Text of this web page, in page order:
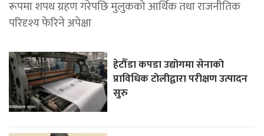
रूपमा शपथ ग्रहण गरेपछि मुलुकको आर्थिक तथा राजनीतिक
परिदृश्य फेरिने अपेक्षा
हेटौँडा कपडा उद्योगमा सेनाको
प्राविधिक टोलीद्वारा परीक्षण उत्पादन
सुरु